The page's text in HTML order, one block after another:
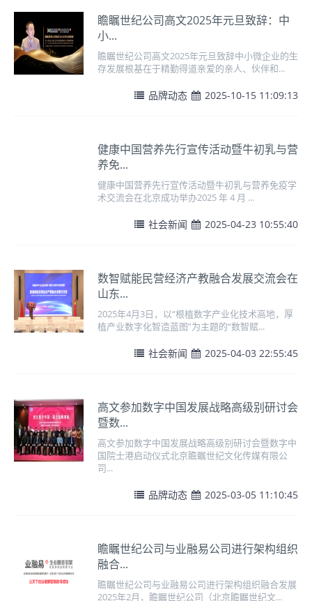
瞻瞩世纪公司高文2025年元旦致辞：中
小...
瞻瞩世纪公司高文2025年元旦致辞中小微企业的生
存发展根基在于精勤得道亲爱的亲人、伙伴和...
品牌动态 2025-10-15 11:09:13
健康中国营养先行宣传活动暨牛初乳与营
养免...
健康中国营养先行宣传活动暨牛初乳与营养免疫学
术交流会在北京成功举办2025 年 4 月 ...
社会新闻 2025-04-23 10:55:40
数智赋能民营经济产教融合发展交流会在
山东...
2025年4月3日，以“根植数字产业化技术高地，厚
植产业数字化智造蓝图”为主题的“数智赋...
社会新闻 2025-04-03 22:55:45
高文参加数字中国发展战略高级别研讨会
暨数...
高文参加数字中国发展战略高级别研讨会暨数字中
国院士港启动仪式北京瞻瞩世纪文化传媒有限公
司...
品牌动态 2025-03-05 11:10:45
瞻瞩世纪公司与业融易公司进行架构组织
融合...
瞻瞩世纪公司与业融易公司进行架构组织融合发展
2025年2月，瞻瞩世纪公司（北京瞻瞩世纪文...